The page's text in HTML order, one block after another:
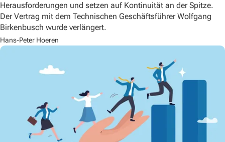
Herausforderungen und setzen auf Kontinuität an der Spitze.
Der Vertrag mit dem Technischen Geschäftsführer Wolfgang
Birkenbusch wurde verlängert.
Hans-Peter Hoeren